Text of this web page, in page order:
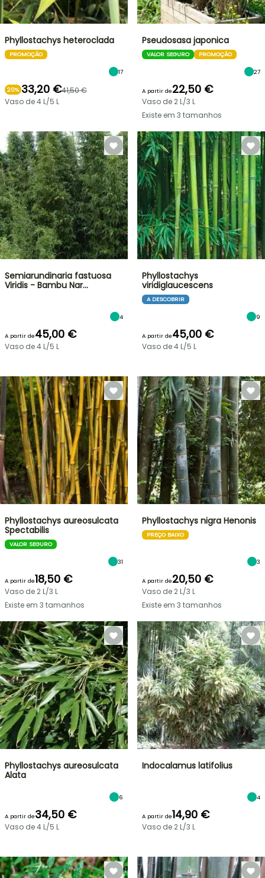
Phyllostachys heteroclada
PROMOÇÃO
17
20% 33,20 €41,50 €
Vaso de 4 L/5 L
Pseudosasa japonica
VALOR SEGURO PROMOÇÃO
27
A partir de22,50 €
Vaso de 2 L/3 L
Existe em 3 tamanhos
Semiarundinaria fastuosa
Viridis - Bambu Nar…
4
A partir de45,00 €
Vaso de 4 L/5 L
Phyllostachys
viridiglaucescens
A DESCOBRIR
9
A partir de45,00 €
Vaso de 4 L/5 L
Phyllostachys aureosulcata
Spectabilis
VALOR SEGURO
31
A partir de18,50 €
Vaso de 2 L/3 L
Existe em 3 tamanhos
Phyllostachys nigra Henonis
PREÇO BAIXO
3
A partir de20,50 €
Vaso de 2 L/3 L
Existe em 3 tamanhos
Phyllostachys aureosulcata
Alata
6
A partir de34,50 €
Vaso de 4 L/5 L
Indocalamus latifolius
4
A partir de14,90 €
Vaso de 2 L/3 L